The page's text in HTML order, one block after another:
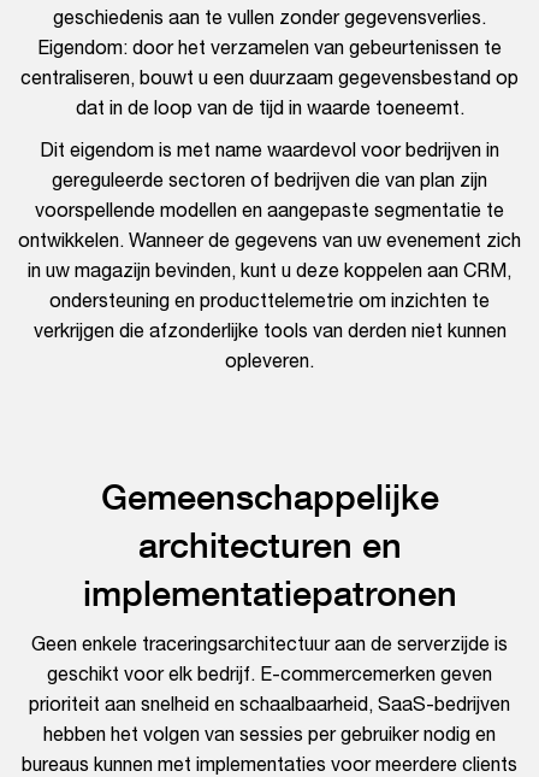
geschiedenis aan te vullen zonder gegevensverlies.
Eigendom: door het verzamelen van gebeurtenissen te
centraliseren, bouwt u een duurzaam gegevensbestand op
dat in de loop van de tijd in waarde toeneemt.
Dit eigendom is met name waardevol voor bedrijven in
gereguleerde sectoren of bedrijven die van plan zijn
voorspellende modellen en aangepaste segmentatie te
ontwikkelen. Wanneer de gegevens van uw evenement zich
in uw magazijn bevinden, kunt u deze koppelen aan CRM,
ondersteuning en producttelemetrie om inzichten te
verkrijgen die afzonderlijke tools van derden niet kunnen
opleveren.
Gemeenschappelijke
architecturen en
implementatiepatronen
Geen enkele traceringsarchitectuur aan de serverzijde is
geschikt voor elk bedrijf. E-commercemerken geven
prioriteit aan snelheid en schaalbaarheid, SaaS-bedrijven
hebben het volgen van sessies per gebruiker nodig en
bureaus kunnen met implementaties voor meerdere clients